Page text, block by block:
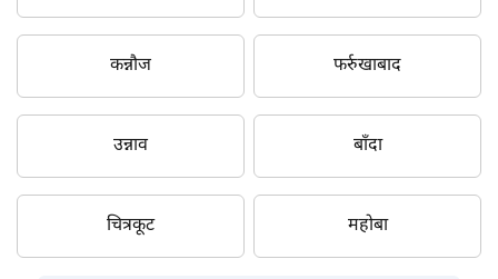
कन्नौज फर्रुखाबाद
उन्नाव बाँदा
चित्रकूट महोबा